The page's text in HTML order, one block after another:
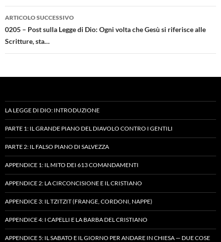
ARTICOLO SUCCESSIVO
0205 – Post sulla Legge di Dio: Ogni volta che Gesù si riferisce alle
Scritture, sta…
LA LEGGE DI DIO: INTRODUZIONE
PARTE 1: IL GRANDE PIANO DEL DIAVOLO CONTRO I GENTILI
PARTE 2: IL FALSO PIANO DI SALVEZZA
APPENDICE 1: IL MITO DEI 613 COMANDAMENTI
APPENDICE 2: LA CIRCONCISIONE E IL CRISTIANO
APPENDICE 3: IL TZITZIT (FRANGE, CORDONI, NAPPE)
APPENDICE 4: I CAPELLI E LA BARBA DEL CRISTIANO
APPENDICE 5: IL SABATO E IL GIORNO PER ANDARE IN CHIESA — DUE COSE